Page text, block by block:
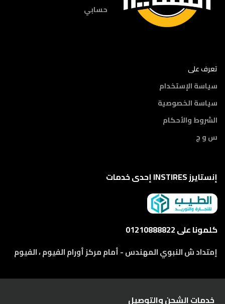
حسابي
تعرف على
سياسة الإستخدام
سياسة الخصوصية
الشروط والأحكام
س و ج
إنستايرز INSTIRES إحدى خدمات
كلمونا على 01210888822
إمتداد ش النبوي المهندس - أمام مركز أورام الفيوم ، الفيوم
خدمات الشحن والتوصيل